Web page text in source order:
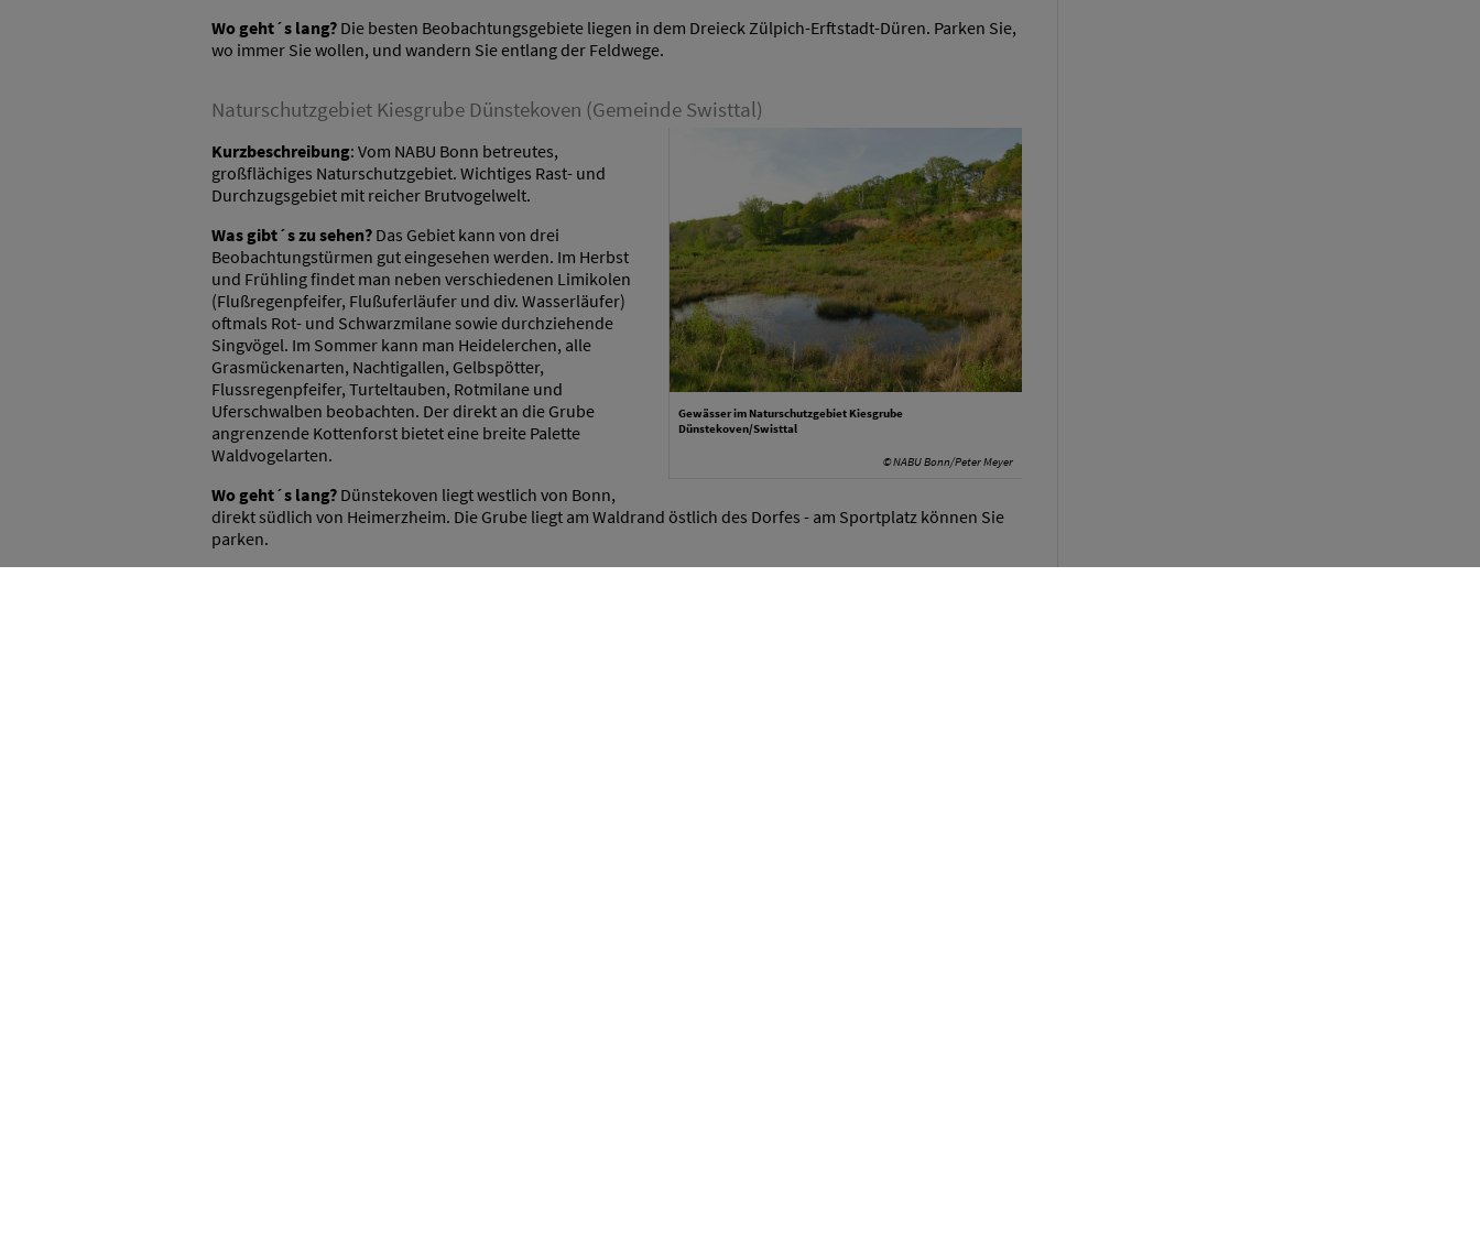
Wo geht´s lang? Die besten Beobachtungsgebiete liegen in dem Dreieck Zülpich-Erftstadt-Düren. Parken Sie,
wo immer Sie wollen, und wandern Sie entlang der Feldwege.
Naturschutzgebiet Kiesgrube Dünstekoven (Gemeinde Swisttal)
Gewässer im Naturschutzgebiet Kiesgrube
Dünstekoven/Swisttal
© NABU Bonn/Peter Meyer
Kurzbeschreibung: Vom NABU Bonn betreutes,
großflächiges Naturschutzgebiet. Wichtiges Rast- und
Durchzugsgebiet mit reicher Brutvogelwelt.
Was gibt´s zu sehen? Das Gebiet kann von drei
Beobachtungstürmen gut eingesehen werden. Im Herbst
und Frühling findet man neben verschiedenen Limikolen
(Flußregenpfeifer, Flußuferläufer und div. Wasserläufer)
oftmals Rot- und Schwarzmilane sowie durchziehende
Singvögel. Im Sommer kann man Heidelerchen, alle
Grasmückenarten, Nachtigallen, Gelbspötter,
Flussregenpfeifer, Turteltauben, Rotmilane und
Uferschwalben beobachten. Der direkt an die Grube
angrenzende Kottenforst bietet eine breite Palette
Waldvogelarten.
Wo geht´s lang? Dünstekoven liegt westlich von Bonn,
direkt südlich von Heimerzheim. Die Grube liegt am Waldrand östlich des Dorfes - am Sportplatz können Sie
parken.